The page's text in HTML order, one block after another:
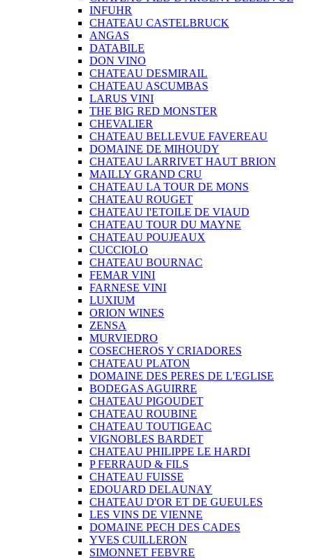
INFUHR
CHATEAU CASTELBRUCK
ANGAS
DATABILE
DON VINO
CHATEAU DESMIRAIL
CHATEAU ASCUMBAS
LARUS VINI
THE BIG RED MONSTER
CHEVALIER
CHATEAU BELLEVUE FAVEREAU
DOMAINE DE MIHOUDY
CHATEAU LARRIVET HAUT BRION
MAILLY GRAND CRU
CHATEAU LA TOUR DE MONS
CHATEAU ROUGET
CHATEAU I'ETOILE DE VIAUD
CHATEAU TOUR DU MAYNE
CHATEAU POUJEAUX
CUCCIOLO
CHATEAU BOURNAC
FEMAR VINI
FARNESE VINI
LUXIUM
ORION WINES
ZENSA
MURVIEDRO
COSECHEROS Y CRIADORES
CHATEAU PLATON
DOMAINE DES PERES DE L'EGLISE
BODEGAS AGUIRRE
CHATEAU PIGOUDET
CHATEAU ROUBINE
CHATEAU TOUTIGEAC
VIGNOBLES BARDET
CHATEAU PHILIPPE LE HARDI
P FERRAUD & FILS
CHATEAU FUISSE
EDOUARD DELAUNAY
CHATEAU D'OR ET DE GUEULES
LES VINS DE VIENNE
DOMAINE PECH DES CADES
YVES CUILLERON
SIMONNET FEBVRE